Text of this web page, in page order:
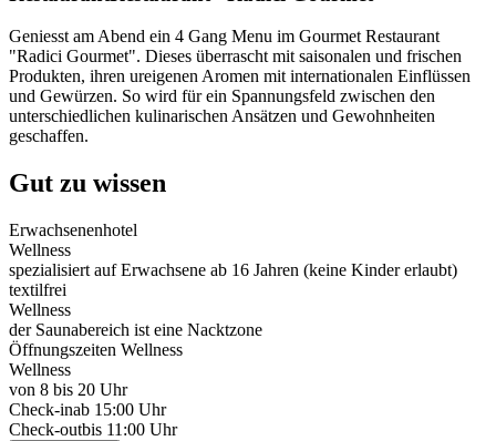
Geniesst am Abend ein 4 Gang Menu im Gourmet Restaurant
"Radici Gourmet". Dieses überrascht mit saisonalen und frischen
Produkten, ihren ureigenen Aromen mit internationalen Einflüssen
und Gewürzen. So wird für ein Spannungsfeld zwischen den
unterschiedlichen kulinarischen Ansätzen und Gewohnheiten
geschaffen.
Gut zu wissen
Erwachsenenhotel
Wellness
spezialisiert auf Erwachsene ab 16 Jahren (keine Kinder erlaubt)
textilfrei
Wellness
der Saunabereich ist eine Nacktzone
Öffnungszeiten Wellness
Wellness
von 8 bis 20 Uhr
Check-inab 15:00 Uhr
Check-outbis 11:00 Uhr